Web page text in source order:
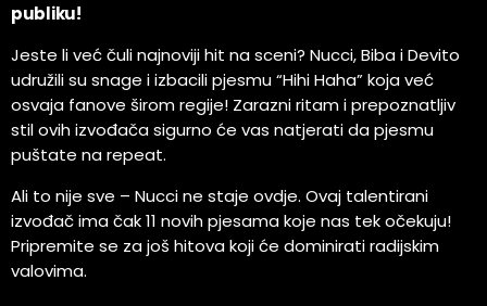
publiku!
Jeste li već čuli najnoviji hit na sceni? Nucci, Biba i Devito
udružili su snage i izbacili pjesmu “Hihi Haha” koja već
osvaja fanove širom regije! Zarazni ritam i prepoznatljiv
stil ovih izvođača sigurno će vas natjerati da pjesmu
puštate na repeat.
Ali to nije sve – Nucci ne staje ovdje. Ovaj talentirani
izvođač ima čak 11 novih pjesama koje nas tek očekuju!
Pripremite se za još hitova koji će dominirati radijskim
valovima.